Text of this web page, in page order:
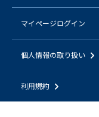
マイページログイン
個人情報の取り扱い
利用規約